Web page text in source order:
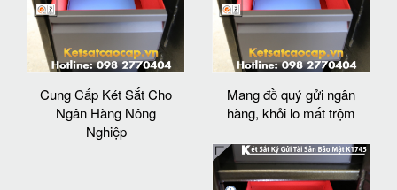
Cung Cấp Két Sắt Cho
Ngân Hàng Nông
Nghiệp
Mang đồ quý gửi ngân
hàng, khỏi lo mất trộm